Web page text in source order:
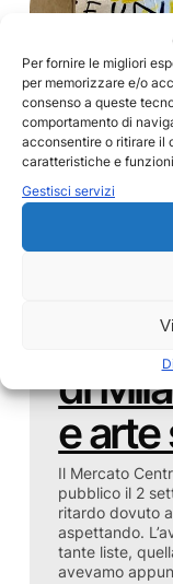
Per fornire le migliori
per memorizzare e/o
consenso a queste
comportamento di
acconsentire o ritirare il
caratteristiche e
Gestisci servizi
Il
di
e arte
Il Mercato
pubblico il 2
ritardo dovuto
aspettando.
tante liste,
avevamo